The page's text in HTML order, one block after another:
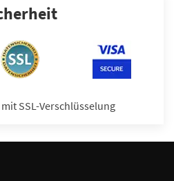
SSL-Verschlüsselung